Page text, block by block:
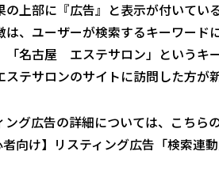
の上部に『広告』と表示が付いてい
は、ユーザーが検索するキーワード
「名古屋 エステサロン」というキ
ステサロンのサイトに訪問した方が
ング広告の詳細については、こちら
者向け】リスティング広告「検索連